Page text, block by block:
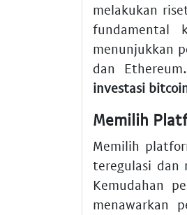
melakukan
fundamental
menunjukkan
dan
investasi
Memilih
Memilih
teregulasi dan
Kemudahan
menawarkan